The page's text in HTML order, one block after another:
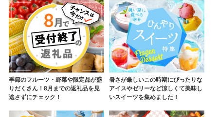
季節のフルーツ・野菜や限定品が盛
りだくさん！8月までの返礼品を見
逃さずにチェック！
暑さが厳しいこの時期にぴったりな
アイスやゼリーなど涼しくて美味し
いスイーツを集めました！